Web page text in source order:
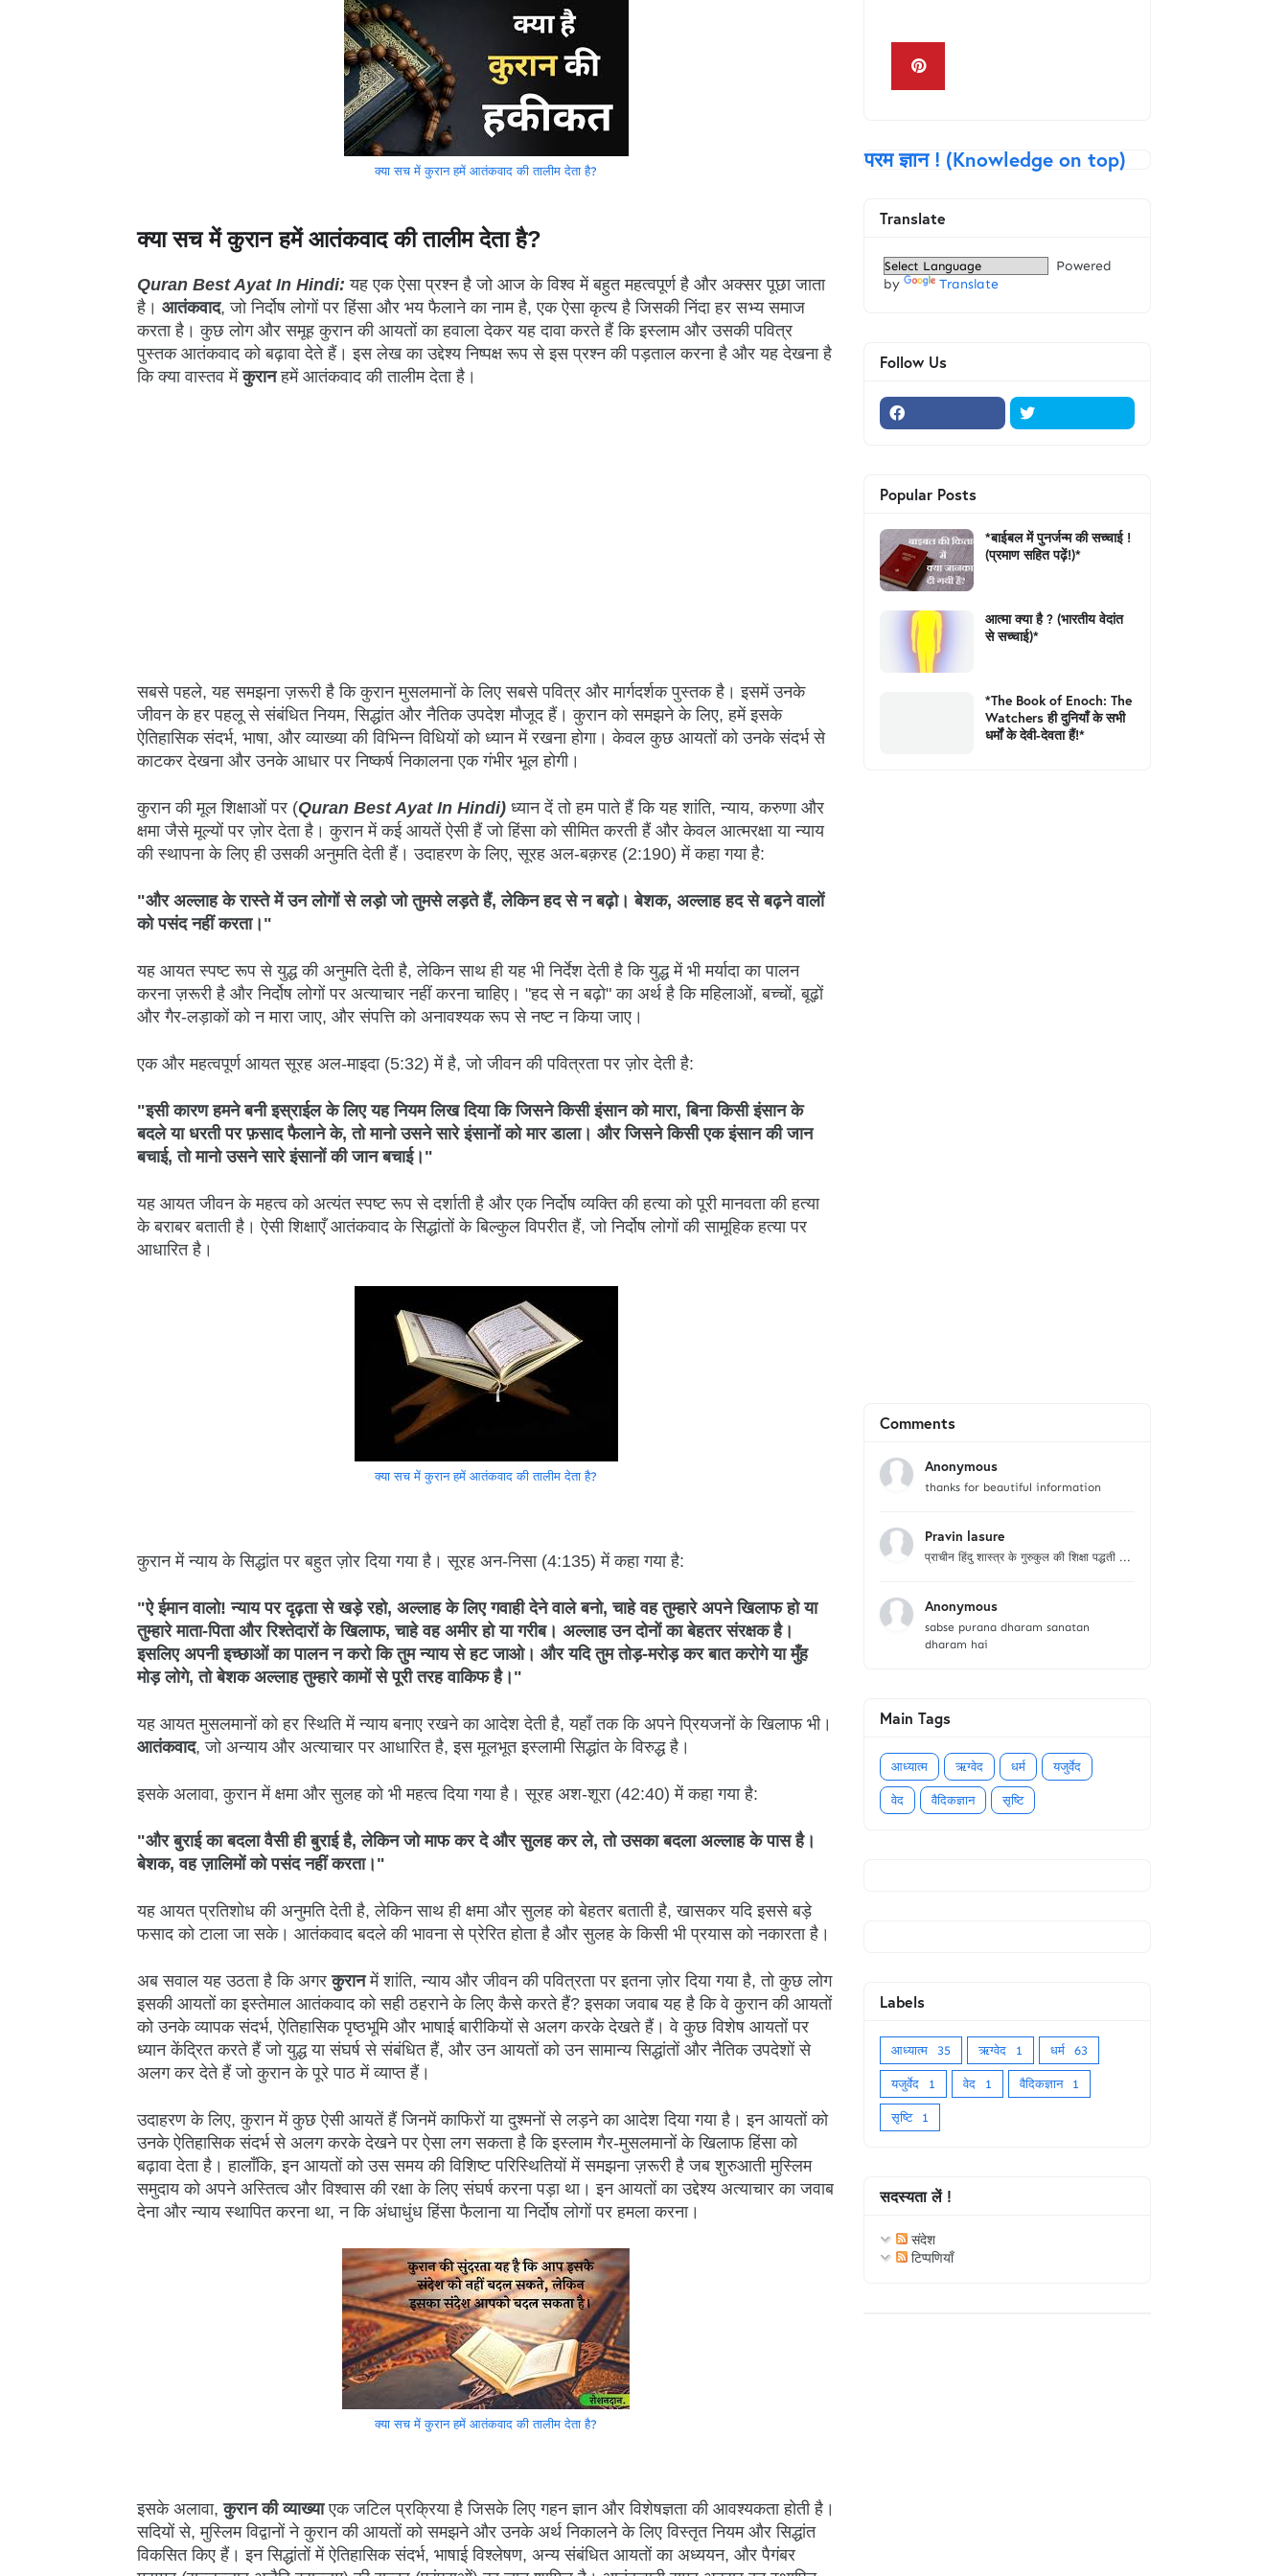
क्या सच में कुरान हमें आतंकवाद की तालीम देता है?
क्या सच में कुरान हमें आतंकवाद की तालीम देता है?
Quran Best Ayat In Hindi: यह एक ऐसा प्रश्न है जो आज के विश्व में बहुत महत्वपूर्ण है और अक्सर पूछा जाता
है। आतंकवाद, जो निर्दोष लोगों पर हिंसा और भय फैलाने का नाम है, एक ऐसा कृत्य है जिसकी निंदा हर सभ्य समाज
करता है। कुछ लोग और समूह कुरान की आयतों का हवाला देकर यह दावा करते हैं कि इस्लाम और उसकी पवित्र
पुस्तक आतंकवाद को बढ़ावा देते हैं। इस लेख का उद्देश्य निष्पक्ष रूप से इस प्रश्न की पड़ताल करना है और यह देखना है
कि क्या वास्तव मेंकुरानहमें आतंकवाद की तालीम देता है।
सबसे पहले, यह समझना ज़रूरी है कि कुरान मुसलमानों के लिए सबसे पवित्र और मार्गदर्शक पुस्तक है। इसमें उनके
जीवन के हर पहलू से संबंधित नियम, सिद्धांत और नैतिक उपदेश मौजूद हैं। कुरान को समझने के लिए, हमें इसके
ऐतिहासिक संदर्भ, भाषा, और व्याख्या की विभिन्न विधियों को ध्यान में रखना होगा। केवल कुछ आयतों को उनके संदर्भ से
काटकर देखना और उनके आधार पर निष्कर्ष निकालना एक गंभीर भूल होगी।
कुरान की मूल शिक्षाओं पर (Quran Best Ayat In Hindi) ध्यान दें तो हम पाते हैं कि यह शांति, न्याय, करुणा और
क्षमा जैसे मूल्यों पर ज़ोर देता है। कुरान में कई आयतें ऐसी हैं जो हिंसा को सीमित करती हैं और केवल आत्मरक्षा या न्याय
की स्थापना के लिए ही उसकी अनुमति देती हैं। उदाहरण के लिए, सूरह अल-बक़रह (2:190) में कहा गया है:
"और अल्लाह के रास्ते में उन लोगों से लड़ो जो तुमसे लड़ते हैं, लेकिन हद से न बढ़ो। बेशक, अल्लाह हद से बढ़ने वालों
को पसंद नहीं करता।"
यह आयत स्पष्ट रूप से युद्ध की अनुमति देती है, लेकिन साथ ही यह भी निर्देश देती है कि युद्ध में भी मर्यादा का पालन
करना ज़रूरी है और निर्दोष लोगों पर अत्याचार नहीं करना चाहिए। "हद से न बढ़ो" का अर्थ है कि महिलाओं, बच्चों, बूढ़ों
और गैर-लड़ाकों को न मारा जाए, और संपत्ति को अनावश्यक रूप से नष्ट न किया जाए।
एक और महत्वपूर्ण आयत सूरह अल-माइदा (5:32) में है, जो जीवन की पवित्रता पर ज़ोर देती है:
"इसी कारण हमने बनी इस्राईल के लिए यह नियम लिख दिया कि जिसने किसी इंसान को मारा, बिना किसी इंसान के
बदले या धरती पर फ़साद फैलाने के, तो मानो उसने सारे इंसानों को मार डाला। और जिसने किसी एक इंसान की जान
बचाई, तो मानो उसने सारे इंसानों की जान बचाई।"
यह आयत जीवन के महत्व को अत्यंत स्पष्ट रूप से दर्शाती है और एक निर्दोष व्यक्ति की हत्या को पूरी मानवता की हत्या
के बराबर बताती है। ऐसी शिक्षाएँ आतंकवाद के सिद्धांतों के बिल्कुल विपरीत हैं, जो निर्दोष लोगों की सामूहिक हत्या पर
आधारित है।
क्या सच में कुरान हमें आतंकवाद की तालीम देता है?
कुरान में न्याय के सिद्धांत पर बहुत ज़ोर दिया गया है। सूरह अन-निसा (4:135) में कहा गया है:
"ऐ ईमान वालो! न्याय पर दृढ़ता से खड़े रहो, अल्लाह के लिए गवाही देने वाले बनो, चाहे वह तुम्हारे अपने खिलाफ हो या
तुम्हारे माता-पिता और रिश्तेदारों के खिलाफ, चाहे वह अमीर हो या गरीब। अल्लाह उन दोनों का बेहतर संरक्षक है।
इसलिए अपनी इच्छाओं का पालन न करो कि तुम न्याय से हट जाओ। और यदि तुम तोड़-मरोड़ कर बात करोगे या मुँह
मोड़ लोगे, तो बेशक अल्लाह तुम्हारे कामों से पूरी तरह वाकिफ है।"
यह आयत मुसलमानों को हर स्थिति में न्याय बनाए रखने का आदेश देती है, यहाँ तक कि अपने प्रियजनों के खिलाफ भी।
आतंकवाद, जो अन्याय और अत्याचार पर आधारित है, इस मूलभूत इस्लामी सिद्धांत के विरुद्ध है।
इसके अलावा, कुरान में क्षमा और सुलह को भी महत्व दिया गया है। सूरह अश-शूरा (42:40) में कहा गया है:
"और बुराई का बदला वैसी ही बुराई है, लेकिन जो माफ कर दे और सुलह कर ले, तो उसका बदला अल्लाह के पास है।
बेशक, वह ज़ालिमों को पसंद नहीं करता।"
यह आयत प्रतिशोध की अनुमति देती है, लेकिन साथ ही क्षमा और सुलह को बेहतर बताती है, खासकर यदि इससे बड़े
फसाद को टाला जा सके। आतंकवाद बदले की भावना से प्रेरित होता है और सुलह के किसी भी प्रयास को नकारता है।
अब सवाल यह उठता है कि अगरकुरानमें शांति, न्याय और जीवन की पवित्रता पर इतना ज़ोर दिया गया है, तो कुछ लोग
इसकी आयतों का इस्तेमाल आतंकवाद को सही ठहराने के लिए कैसे करते हैं? इसका जवाब यह है कि वे कुरान की आयतों
को उनके व्यापक संदर्भ, ऐतिहासिक पृष्ठभूमि और भाषाई बारीकियों से अलग करके देखते हैं। वे कुछ विशेष आयतों पर
ध्यान केंद्रित करते हैं जो युद्ध या संघर्ष से संबंधित हैं, और उन आयतों को उन सामान्य सिद्धांतों और नैतिक उपदेशों से
अलग कर देते हैं जो कुरान के पूरे पाठ में व्याप्त हैं।
उदाहरण के लिए, कुरान में कुछ ऐसी आयतें हैं जिनमें काफिरों या दुश्मनों से लड़ने का आदेश दिया गया है। इन आयतों को
उनके ऐतिहासिक संदर्भ से अलग करके देखने पर ऐसा लग सकता है कि इस्लाम गैर-मुसलमानों के खिलाफ हिंसा को
बढ़ावा देता है। हालाँकि, इन आयतों को उस समय की विशिष्ट परिस्थितियों में समझना ज़रूरी है जब शुरुआती मुस्लिम
समुदाय को अपने अस्तित्व और विश्वास की रक्षा के लिए संघर्ष करना पड़ा था। इन आयतों का उद्देश्य अत्याचार का जवाब
देना और न्याय स्थापित करना था, न कि अंधाधुंध हिंसा फैलाना या निर्दोष लोगों पर हमला करना।
क्या सच में कुरान हमें आतंकवाद की तालीम देता है?
इसके अलावा,कुरान की व्याख्याएक जटिल प्रक्रिया है जिसके लिए गहन ज्ञान और विशेषज्ञता की आवश्यकता होती है।
सदियों से, मुस्लिम विद्वानों ने कुरान की आयतों को समझने और उनके अर्थ निकालने के लिए विस्तृत नियम और सिद्धांत
विकसित किए हैं। इन सिद्धांतों में ऐतिहासिक संदर्भ, भाषाई विश्लेषण, अन्य संबंधित आयतों का अध्ययन, और पैगंबर
परम ज्ञान ! (Knowledge on top)
Translate
Powered
by
Translate
Follow Us
Popular Posts
*बाईबल में पुनर्जन्म की सच्चाई !
(प्रमाण सहित पढ़ें!)*
आत्मा क्या है ? (भारतीय वेदांत
से सच्चाई)*
*The Book of Enoch: The
Watchers ही दुनियाँ के सभी
धर्मों के देवी-देवता हैं!*
Comments
Anonymous
thanks for beautiful information
Pravin lasure
प्राचीन हिंदु शास्त्र के गुरुकुल की शिक्षा पद्धती ...
Anonymous
sabse purana dharam sanatan
dharam hai
Main Tags
आध्यात्म ऋग्वेद धर्म यजुर्वेद
वेद वैदिकज्ञान सृष्टि
Labels
आध्यात्म 35 ऋग्वेद 1 धर्म 63
यजुर्वेद 1 वेद 1 वैदिकज्ञान 1
सृष्टि 1
सदस्यता लें !
संदेश
टिप्पणियाँ